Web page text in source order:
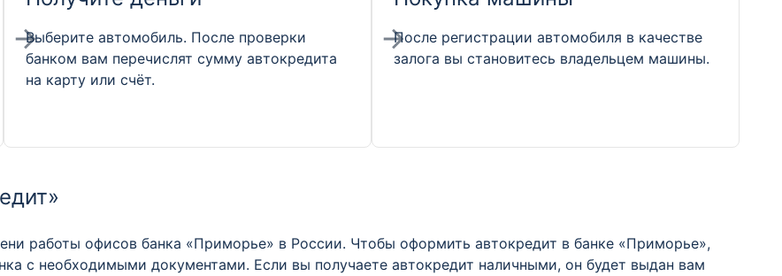
Выберите автомобиль. После проверки
банком вам перечислят сумму автокредита
на карту или счёт.
После регистрации автомобиля в качестве
залога вы становитесь владельцем машины.
работы офисов банка «Приморье» в России. Чтобы оформить автокредит в банке «Приморье»,
с необходимыми документами. Если вы получаете автокредит наличными, он будет выдан вам